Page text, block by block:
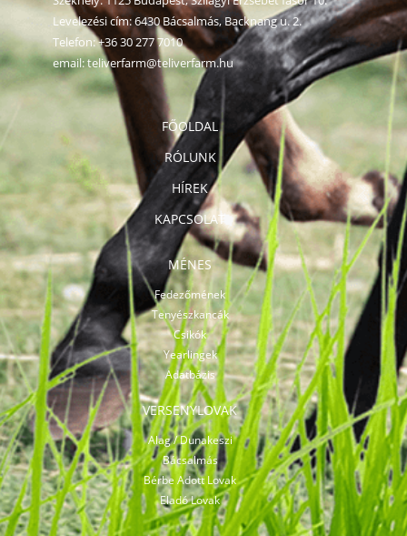
FŐOLDAL
RÓLUNK
HÍREK
KAPCSOLAT
MÉNES
Fedezőmének
Tenyészkancák
Csikók
Yearlingek
Adatbázis
VERSENYLOVAK
Alag / Dunakeszi
Bácsalmás
Bérbe Adott Lovak
Eladó Lovak
Levelezési cím: 6430 Bácsalmás, Backnang u. 2.
Telefon:+36 30 277 7010
email:teliverfarm@teliverfarm.hu